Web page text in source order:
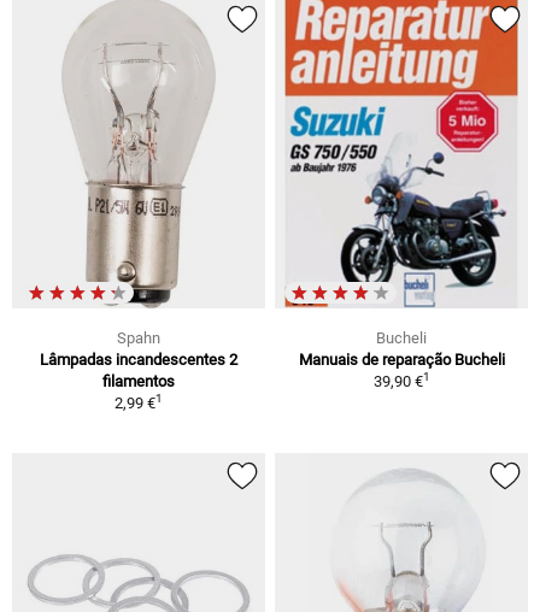
Spahn
Lâmpadas incandescentes 2
filamentos
2,99 €1
Bucheli
Manuais de reparação Bucheli
39,90 €1